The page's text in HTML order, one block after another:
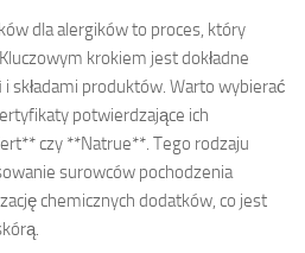
dla alergików to proces, który
krokiem jest dokładne
i składami produktów. Warto wybierać
potwierdzające ich
czy **Natrue**. Tego rodzaju
surowców pochodzenia
chemicznych dodatków, co jest